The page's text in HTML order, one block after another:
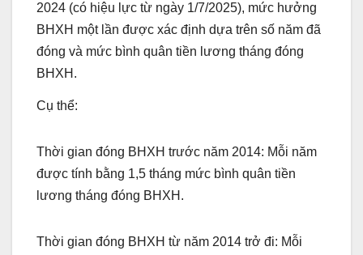
2024 (có hiệu lực từ ngày 1/7/2025), mức hưởng
BHXH một lần được xác định dựa trên số năm đã
đóng và mức bình quân tiền lương tháng đóng
BHXH.
Cụ thể:
Thời gian đóng BHXH trước năm 2014: Mỗi năm
được tính bằng 1,5 tháng mức bình quân tiền
lương tháng đóng BHXH.
Thời gian đóng BHXH từ năm 2014 trở đi: Mỗi